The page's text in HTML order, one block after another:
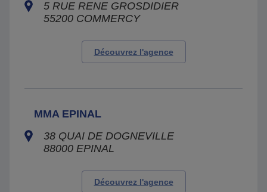
5 RUE RENE GROSDIDIER
55200 COMMERCY
Découvrez l'agence
MMA EPINAL
38 QUAI DE DOGNEVILLE
88000 EPINAL
Découvrez l'agence